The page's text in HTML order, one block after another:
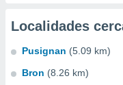
Localidades
Pusignan (5.09 km)
Bron (8.26 km)